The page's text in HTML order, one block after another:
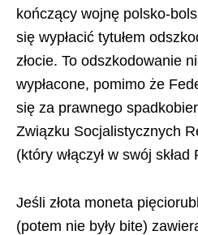
kończący wojnę polsko-
się wypłacić tytułem
złocie. To odszkodowanie
wypłacone, pomimo że
się za prawnego
Związku Socjalistycznych
(który włączył w swój
Jeśli złota moneta
(potem nie były bite)